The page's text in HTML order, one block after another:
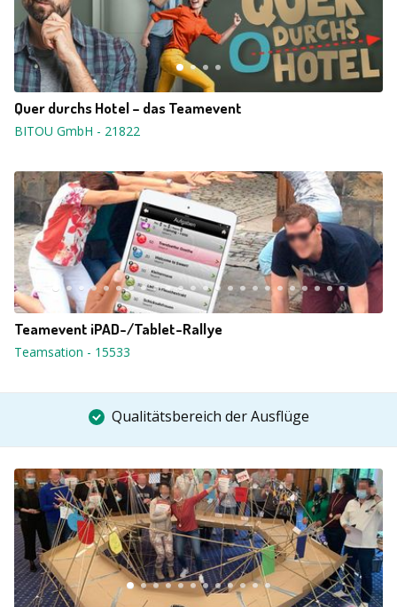
Quer durchs Hotel – das Teamevent
BITOU GmbH - 21822
Teamevent iPAD-/Tablet-Rallye
Teamsation - 15533
Qualitätsbereich der Ausflüge